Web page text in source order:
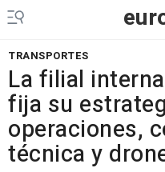
TRANSPORTES
La filial
fija su
operaciones,
técnica y